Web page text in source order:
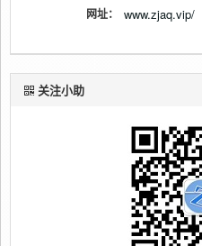
网址： www.zjaq.vip/
关注小助